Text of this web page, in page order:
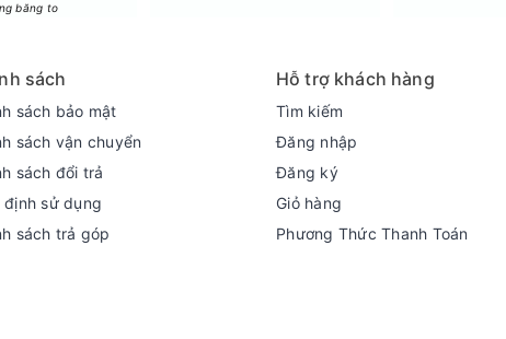
thường 9.2 lít, dung tích bình nước nóng 0.8 lít. Máy có công
các thành viên trong gia đình.
băng to
sách
sách bảo mật
sách vận chuyển
sách đổi trả
định sử dụng
sách trả góp
Hỗ trợ khách hàng
Tìm kiếm
Đăng nhập
Đăng ký
Giỏ hàng
Phương Thức Thanh Toán